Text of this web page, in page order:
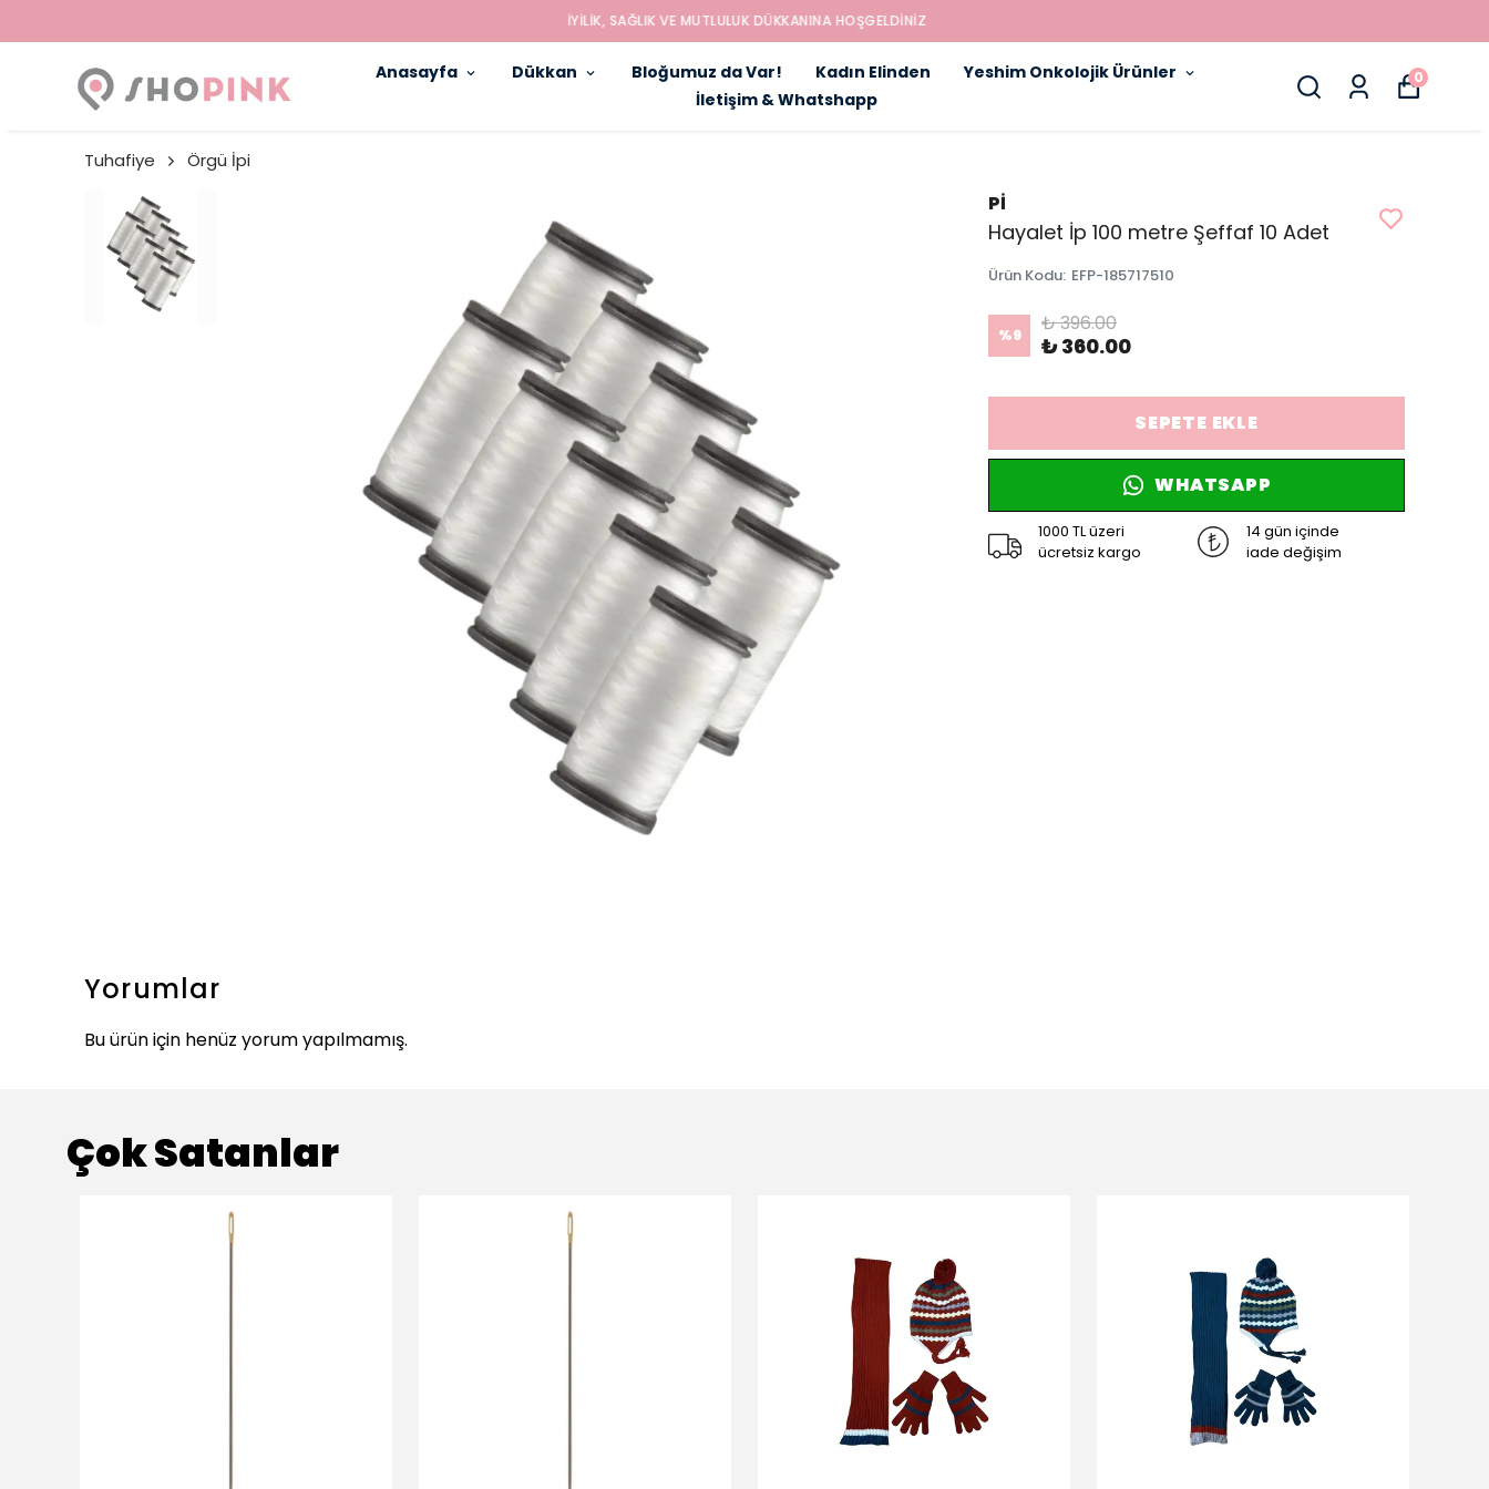
İYILIK, SAĞLIK VE MUTLULUK DÜKKANINA HOŞGELDINIZ
Anasayfa Dükkan Bloğumuz da Var! Kadın Elinden
Yeshim Onkolojik Ürünler
İletişim & Whatshapp
0
Tuhafiye Örgü İpi
Pİ
Hayalet İp 100 metre Şeffaf 10 Adet
Ürün Kodu: EFP-185717510
%9 ₺ 396.00
₺ 360.00
SEPETE EKLE
WHATSAPP
1000 TL üzeri
ücretsiz kargo
14 gün içinde
iade değişim
Yorumlar
Bu ürün için henüz yorum yapılmamış.
Çok Satanlar